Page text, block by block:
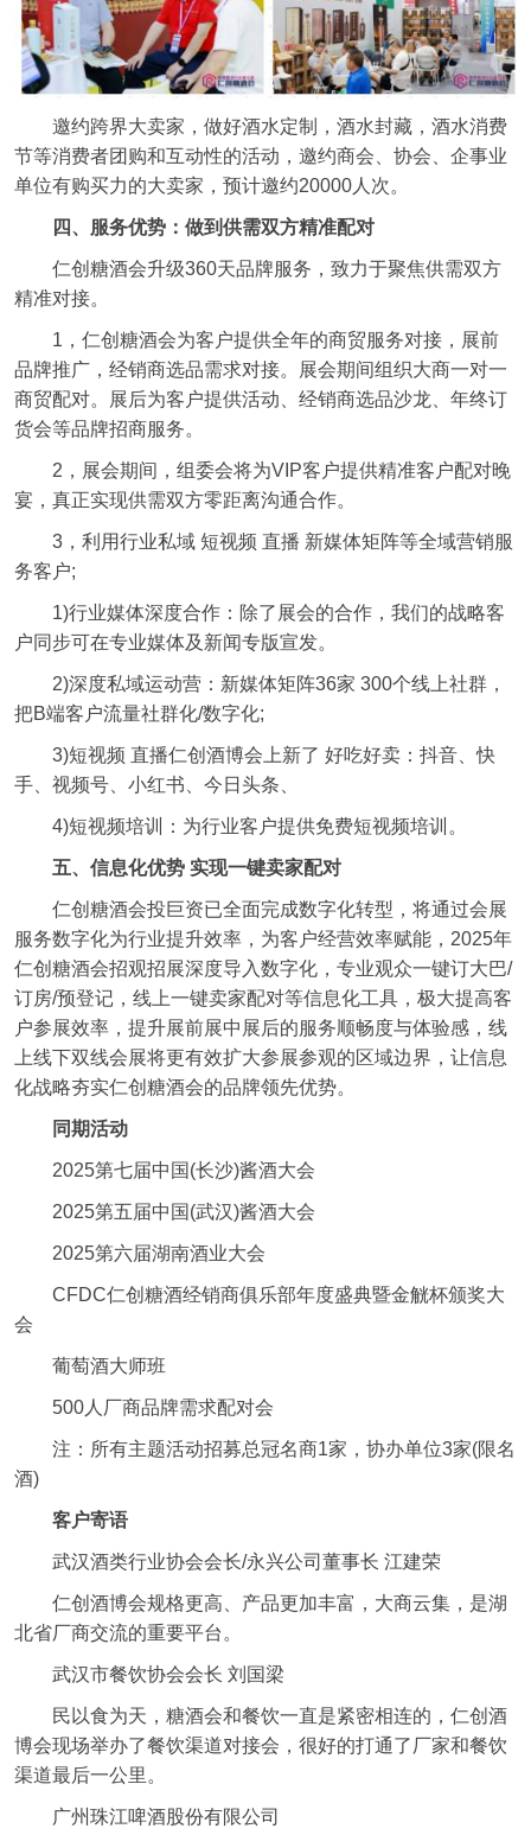
邀约跨界大卖家，做好酒水定制，酒水封藏，酒水消费
节等消费者团购和互动性的活动，邀约商会、协会、企事业
单位有购买力的大卖家，预计邀约20000人次。
四、服务优势：做到供需双方精准配对
仁创糖酒会升级360天品牌服务，致力于聚焦供需双方
精准对接。
1，仁创糖酒会为客户提供全年的商贸服务对接，展前
品牌推广，经销商选品需求对接。展会期间组织大商一对一
商贸配对。展后为客户提供活动、经销商选品沙龙、年终订
货会等品牌招商服务。
2，展会期间，组委会将为VIP客户提供精准客户配对晚
宴，真正实现供需双方零距离沟通合作。
3，利用行业私域 短视频 直播 新媒体矩阵等全域营销服
务客户;
1)行业媒体深度合作：除了展会的合作，我们的战略客
户同步可在专业媒体及新闻专版宣发。
2)深度私域运动营：新媒体矩阵36家 300个线上社群，
把B端客户流量社群化/数字化;
3)短视频 直播仁创酒博会上新了 好吃好卖：抖音、快
手、视频号、小红书、今日头条、
4)短视频培训：为行业客户提供免费短视频培训。
五、信息化优势 实现一键卖家配对
仁创糖酒会投巨资已全面完成数字化转型，将通过会展
服务数字化为行业提升效率，为客户经营效率赋能，2025年
仁创糖酒会招观招展深度导入数字化，专业观众一键订大巴/
订房/预登记，线上一键卖家配对等信息化工具，极大提高客
户参展效率，提升展前展中展后的服务顺畅度与体验感，线
上线下双线会展将更有效扩大参展参观的区域边界，让信息
化战略夯实仁创糖酒会的品牌领先优势。
同期活动
2025第七届中国(长沙)酱酒大会
2025第五届中国(武汉)酱酒大会
2025第六届湖南酒业大会
CFDC仁创糖酒经销商俱乐部年度盛典暨金觥杯颁奖大
会
葡萄酒大师班
500人厂商品牌需求配对会
注：所有主题活动招募总冠名商1家，协办单位3家(限名
酒)
客户寄语
武汉酒类行业协会会长/永兴公司董事长 江建荣
仁创酒博会规格更高、产品更加丰富，大商云集，是湖
北省厂商交流的重要平台。
武汉市餐饮协会会长 刘国梁
民以食为天，糖酒会和餐饮一直是紧密相连的，仁创酒
博会现场举办了餐饮渠道对接会，很好的打通了厂家和餐饮
渠道最后一公里。
广州珠江啤酒股份有限公司